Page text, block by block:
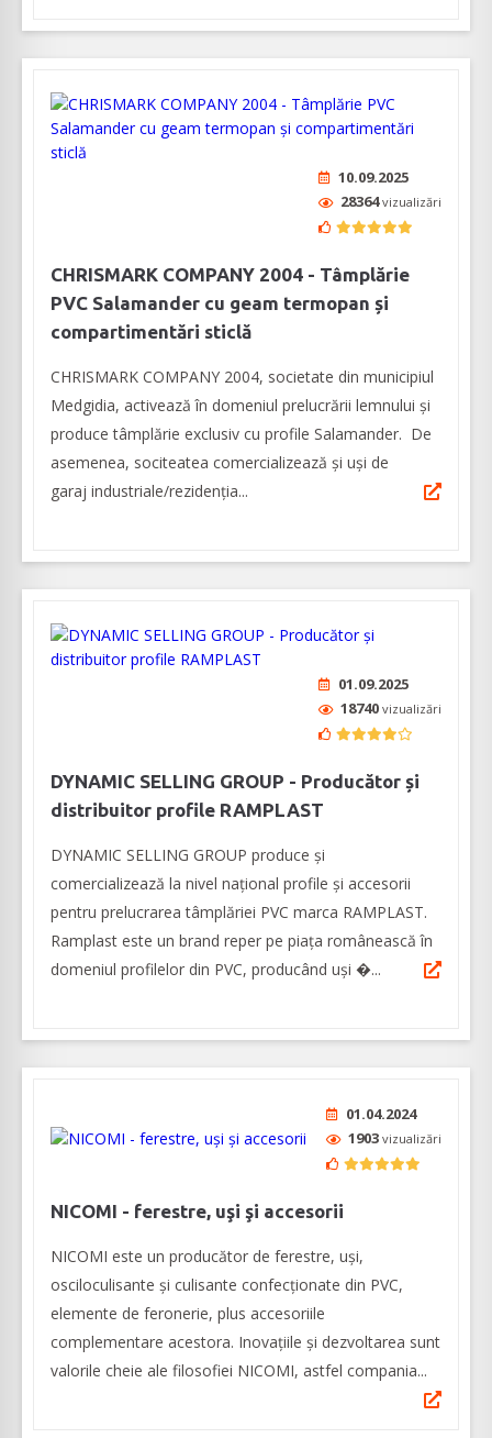
10.09.2025
28364vizualizări
CHRISMARK COMPANY 2004 - Tâmplărie
PVC Salamander cu geam termopan și
compartimentări sticlă
CHRISMARK COMPANY 2004, societate din municipiul
Medgidia, activează în domeniul prelucrării lemnului și
produce tâmplărie exclusiv cu profile Salamander. De
asemenea, sociteatea comercializează şi uși de
garaj industriale/rezidenția...
01.09.2025
18740 vizualizări
DYNAMIC SELLING GROUP - Producător și
distribuitor profile RAMPLAST
DYNAMIC SELLING GROUP produce și
comercializează la nivel naţional profile și accesorii
pentru prelucrarea tâmplăriei PVC marca RAMPLAST.
Ramplast este un brand reper pe piața românească în
domeniul profilelor din PVC, producând uși �...
01.04.2024
1903 vizualizări
NICOMI - ferestre, uşi şi accesorii
NICOMI este un producător de ferestre, uși,
osciloculisante și culisante confecționate din PVC,
elemente de feronerie, plus accesoriile
complementare acestora. Inovațiile și dezvoltarea sunt
valorile cheie ale filosofiei NICOMI, astfel compania...